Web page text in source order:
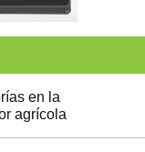
en la
agrícola